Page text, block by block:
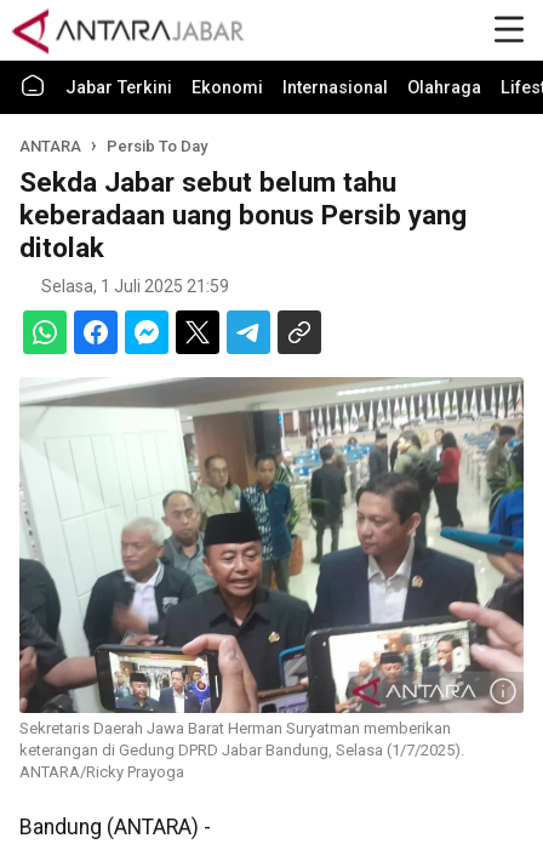
Jabar Terkini Ekonomi Internasional Olahraga
ANTARA Persib To Day
Sekda Jabar sebut belum tahu
keberadaan uang bonus Persib yang
ditolak
Selasa, 1 Juli 2025 21:59
Sekretaris Daerah Jawa Barat Herman Suryatman memberikan
keterangan di Gedung DPRD Jabar Bandung, Selasa (1/7/2025).
ANTARA/Ricky Prayoga
Bandung (ANTARA) -